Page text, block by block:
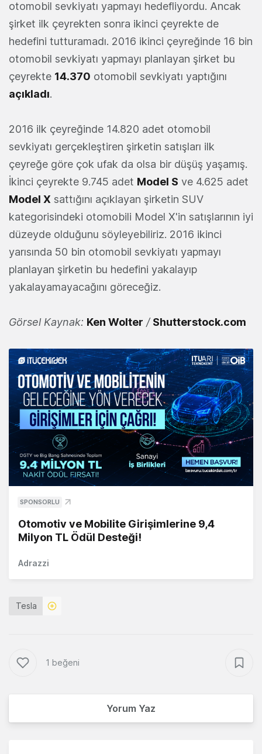
otomobil sevkiyatı yapmayı hedefliyordu. Ancak
şirket ilk çeyrekten sonra ikinci çeyrekte de
hedefini tutturamadı. 2016 ikinci çeyreğinde 16 bin
otomobil sevkiyatı yapmayı planlayan şirket bu
çeyrekte 14.370 otomobil sevkiyatı yaptığını
açıkladı.
2016 ilk çeyreğinde 14.820 adet otomobil
sevkiyatı gerçekleştiren şirketin satışları ilk
çeyreğe göre çok ufak da olsa bir düşüş yaşamış.
İkinci çeyrekte 9.745 adet Model S ve 4.625 adet
Model X sattığını açıklayan şirketin SUV
kategorisindeki otomobili Model X'in satışlarının iyi
düzeyde olduğunu söyleyebiliriz. 2016 ikinci
yarısında 50 bin otomobil sevkiyatı yapmayı
planlayan şirketin bu hedefini yakalayıp
yakalayamayacağını göreceğiz.
Görsel Kaynak: Ken Wolter /Shutterstock.com
SPONSORLU
Otomotiv ve Mobilite Girişimlerine 9,4
Milyon TL Ödül Desteği!
Adrazzi
Tesla
1 beğeni
Yorum Yaz